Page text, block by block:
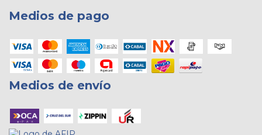
Medios de pago
Medios de envío